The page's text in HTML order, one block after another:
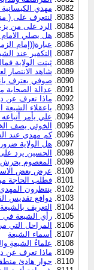
مهدي
لنتعرف على (
الرد على من
هل يصلي
عبارة((إمام
التكفير عند
ثبتت الولاية
شاهد الانتصار
صوفي يعترف
عدالة الصحابة
ماذا تعرف عن
ياعقلاء الشيعة
علي يأمر
الخوئي يصف
كم مهدي عند
هل الولاية
الحسين يرد
المعصوم
عرض بعض
فطلب الحاجة
ينتظرون
دوافع تقديس
التعريف
رأي الشيعة في
المراحل التي
أسماء الشيعة
علماءُ الشيعةِ
ماذا تعرف عن
حوار هادئ